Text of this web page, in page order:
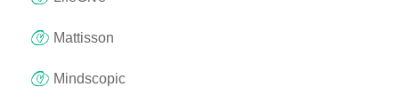
Mattisson
Mindscopic